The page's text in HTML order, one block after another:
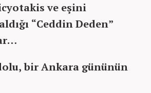
ve eşini
“Ceddin Deden”
bir Ankara gününün